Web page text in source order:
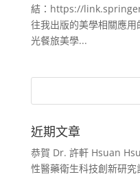
結：https://
往我出版的美學相關應
光餐旅美學...
近期文章
恭賀 Dr. 許軒 Hsuan
性醫藥衛生科技創新研究